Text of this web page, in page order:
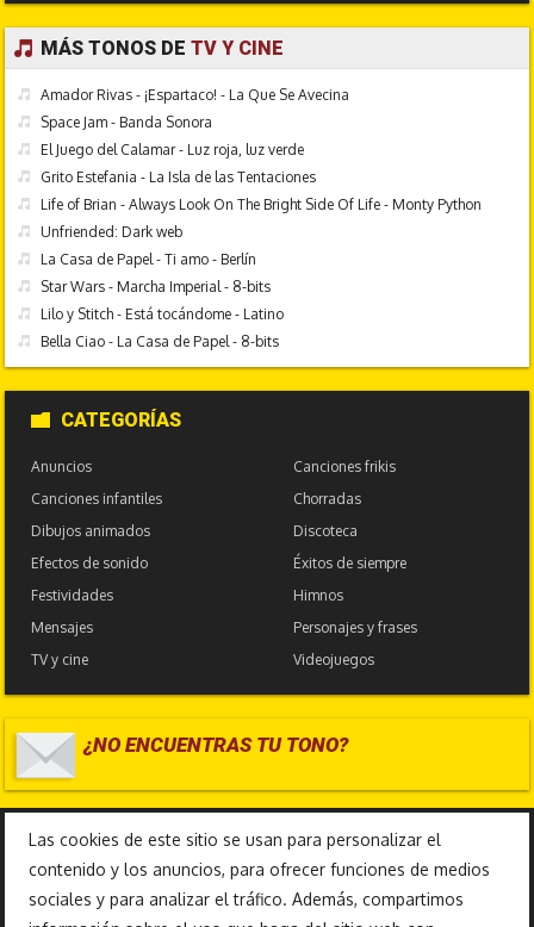
MÁS TONOS DETV Y CINE
Amador Rivas - ¡Espartaco! - La Que Se Avecina
Space Jam - Banda Sonora
El Juego del Calamar - Luz roja, luz verde
Grito Estefania - La Isla de las Tentaciones
Life of Brian - Always Look On The Bright Side Of Life - Monty Python
Unfriended: Dark web
La Casa de Papel - Ti amo - Berlín
Star Wars - Marcha Imperial - 8-bits
Lilo y Stitch - Está tocándome - Latino
Bella Ciao - La Casa de Papel - 8-bits
CATEGORÍAS
Anuncios
Canciones frikis
Canciones infantiles
Chorradas
Dibujos animados
Discoteca
Efectos de sonido
Éxitos de siempre
Festividades
Himnos
Mensajes
Personajes y frases
TV y cine
Videojuegos
¿NO ENCUENTRAS TU TONO?
Las cookies de este sitio se usan para personalizar el
contenido y los anuncios, para ofrecer funciones de medios
sociales y para analizar el tráfico. Además, compartimos